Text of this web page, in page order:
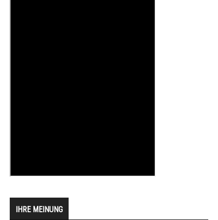
IHRE MEINUNG